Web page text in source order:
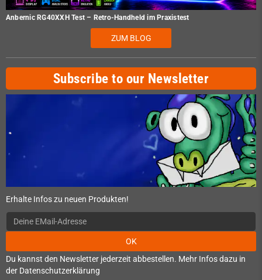
Anbernic RG40XXH Test – Retro-Handheld im Praxistest
ZUM BLOG
Subscribe to our Newsletter
Erhalte Infos zu neuen Produkten!
OK
Du kannst den Newsletter jederzeit abbestellen. Mehr Infos dazu in
der Datenschutzerklärung